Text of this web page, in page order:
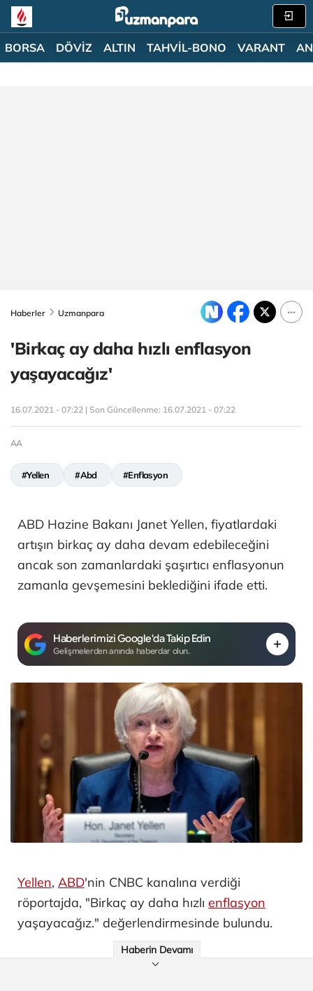
BORSA DÖVİZ ALTIN TAHVİL-BONO VARANT
Haberler Uzmanpara
'Birkaç ay daha hızlı enflasyon
yaşayacağız'
16.07.2021 - 07:22 | Son Güncellenme: 16.07.2021 - 07:22
AA
#Yellen #Abd #Enflasyon
ABD Hazine Bakanı Janet Yellen, fiyatlardaki
artışın birkaç ay daha devam edebileceğini
ancak son zamanlardaki şaşırtıcı enflasyonun
zamanla gevşemesini beklediğini ifade etti.
Haberlerimizi Google'da Takip Edin
Gelişmelerden anında haberdar olun.
Yellen, ABD'nin CNBC kanalına verdiği
röportajda, "Birkaç ay daha hızlı enflasyon
yaşayacağız." değerlendirmesinde bulundu.
Haberin Devamı